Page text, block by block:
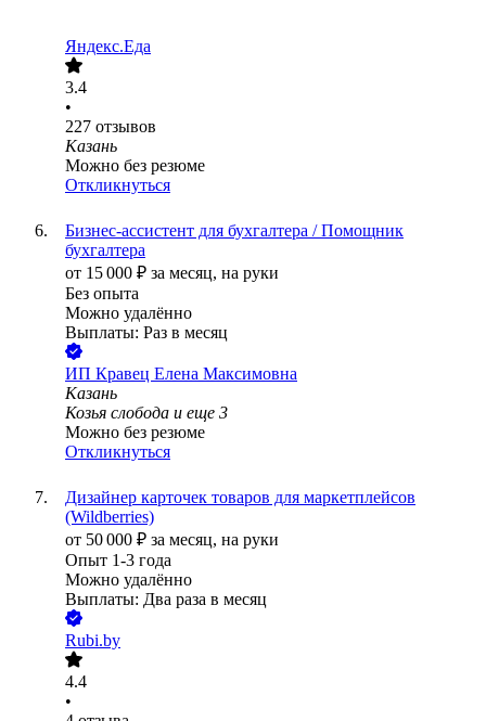
Яндекс.Еда
3.4
•
227 отзывов
Казань
Можно без резюме
Откликнуться
Бизнес-ассистент для бухгалтера / Помощник
бухгалтера
от 15 000 ₽ за месяц, на руки
Без опыта
Можно удалённо
Выплаты: Раз в месяц
ИП Кравец Елена Максимовна
Казань
Козья слобода и еще 3
Можно без резюме
Откликнуться
Дизайнер карточек товаров для маркетплейсов
(Wildberries)
от 50 000 ₽ за месяц, на руки
Опыт 1-3 года
Можно удалённо
Выплаты: Два раза в месяц
Rubi.by
4.4
•